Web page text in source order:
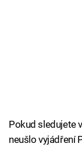
Pokud sledujete
neušlo vyjádření